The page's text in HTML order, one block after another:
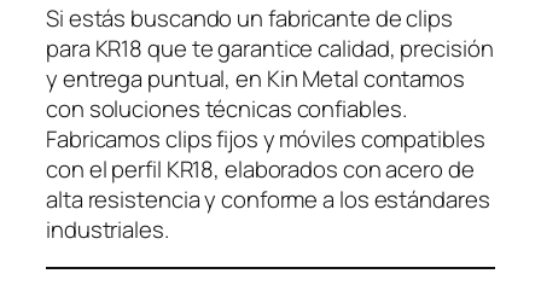
Si estás buscando un fabricante de clips
para KR18 que te garantice calidad, precisión
y entrega puntual, en Kin Metal contamos
con soluciones técnicas confiables.
Fabricamos clips fijos y móviles compatibles
con el perfil KR18, elaborados con acero de
alta resistencia y conforme a los estándares
industriales.